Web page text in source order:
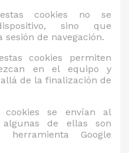
cookies no se
sino que
de navegación.
cookies permiten
en el equipo y
de la finalización de
cookies se envían al
de ellas son
Google